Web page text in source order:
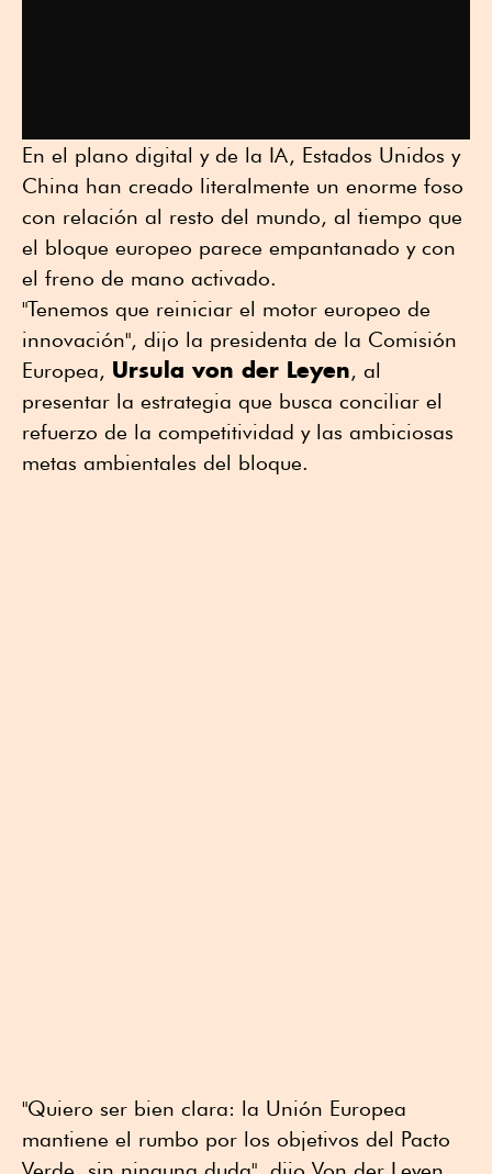
En el plano digital y de la IA, Estados Unidos y
China han creado literalmente un enorme foso
con relación al resto del mundo, al tiempo que
el bloque europeo parece empantanado y con
el freno de mano activado.
"Tenemos que reiniciar el motor europeo de
innovación", dijo la presidenta de la Comisión
Europea, Ursula von der Leyen, al
presentar la estrategia que busca conciliar el
refuerzo de la competitividad y las ambiciosas
metas ambientales del bloque.
"Quiero ser bien clara: la Unión Europea
mantiene el rumbo por los objetivos del Pacto